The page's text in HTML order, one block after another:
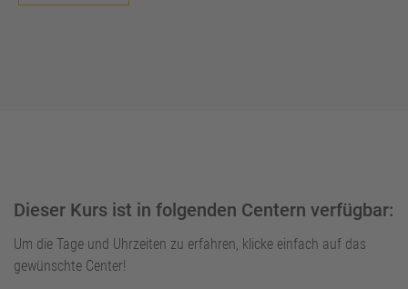
Dieser Kurs ist in folgenden Centern verfügbar:
Um die Tage und Uhrzeiten zu erfahren, klicke einfach auf das
gewünschte Center!